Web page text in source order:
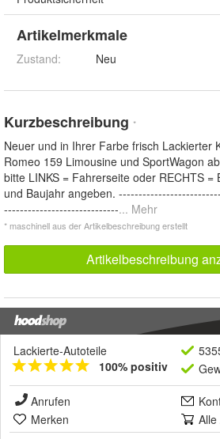
Artikelmerkmale
Zustand: Neu
Kurzbeschreibung *
Neuer und in Ihrer Farbe frisch Lackierter
Romeo 159 Limousine und SportWagon
bitte LINKS = Fahrerseite oder RECHTS
und Baujahr angeben.
-----------------------------... Mehr
* maschinell aus der Artikelbeschreibung erstellt
Artikelbeschreibung
Lackierte-Autoteile
100% positiv
Anrufen
Merken
Alle